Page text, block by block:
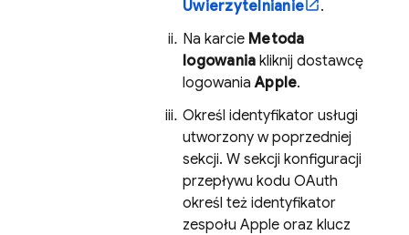
Uwierzytelnianie
.
Na karcie Metoda
logowania kliknij dostawcę
logowaniaApple.
Określ identyfikator usługi
utworzony w poprzedniej
sekcji. W sekcji konfiguracji
przepływu kodu OAuth
określ też identyfikator
zespołu Apple oraz klucz